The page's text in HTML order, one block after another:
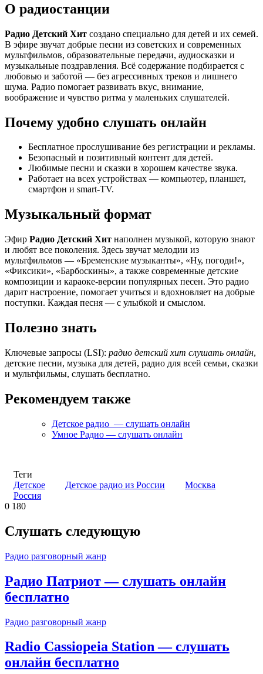
О радиостанции
Радио Детский Хит создано специально для детей и их семей.
В эфире звучат добрые песни из советских и современных
мультфильмов, образовательные передачи, аудиосказки и
музыкальные поздравления. Всё содержание подбирается с
любовью и заботой — без агрессивных треков и лишнего
шума. Радио помогает развивать вкус, внимание,
воображение и чувство ритма у маленьких слушателей.
Почему удобно слушать онлайн
Бесплатное прослушивание без регистрации и рекламы.
Безопасный и позитивный контент для детей.
Любимые песни и сказки в хорошем качестве звука.
Работает на всех устройствах — компьютер, планшет,
смартфон и smart-TV.
Музыкальный формат
Эфир Радио Детский Хит наполнен музыкой, которую знают
и любят все поколения. Здесь звучат мелодии из
мультфильмов — «Бременские музыканты», «Ну, погоди!»,
«Фиксики», «Барбоскины», а также современные детские
композиции и караоке-версии популярных песен. Это радио
дарит настроение, помогает учиться и вдохновляет на добрые
поступки. Каждая песня — с улыбкой и смыслом.
Полезно знать
Ключевые запросы (LSI): радио детский хит слушать онлайн,
детские песни, музыка для детей, радио для всей семьи, сказки
и мультфильмы, слушать бесплатно.
Рекомендуем также
Детское радио — слушать онлайн
Умное Радио — слушать онлайн
Теги
Детское
Детское радио из России
Москва
Россия
0 180
Слушать следующую
Радио разговорный жанр
Радио Патриот — слушать онлайн
бесплатно
Радио разговорный жанр
Radio Cassiopeia Station — слушать
онлайн бесплатно